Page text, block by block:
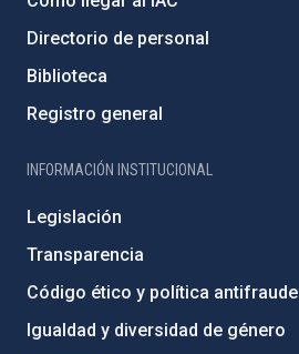
Directorio de personal
Biblioteca
Registro general
INFORMACIÓN INSTITUCIONAL
Legislación
Transparencia
Código ético y política antifraude
Igualdad y diversidad de género